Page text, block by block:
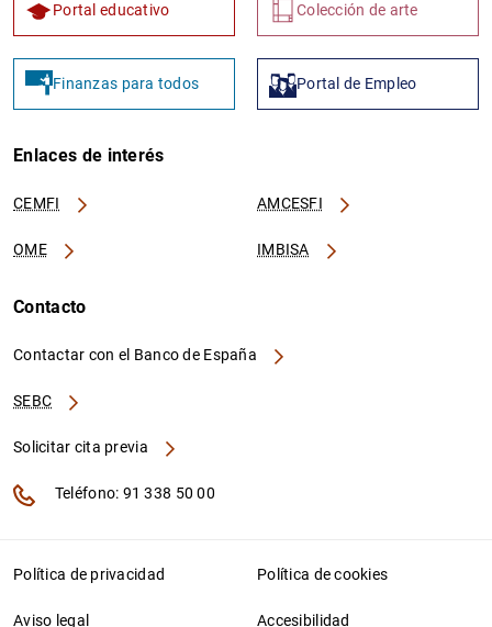
Portal educativo Colección de arte
Finanzas para todos Portal de Empleo
Enlaces de interés
CEMFI AMCESFI
OME IMBISA
Contacto
Contactar con el Banco de España
SEBC
Solicitar cita previa
Teléfono: 91 338 50 00
Política de privacidad Política de cookies
Aviso legal Accesibilidad